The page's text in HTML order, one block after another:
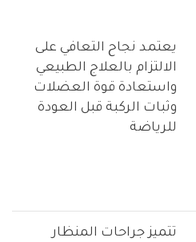
يعتمد نجاح التعافي على
الالتزام بالعلاج الطبيعي
واستعادة قوة العضلات
وثبات الركبة قبل العودة
للرياضة
تتميز جراحات المنظار